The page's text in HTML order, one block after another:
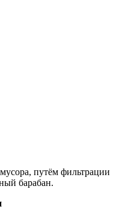
путём фильтрации
барабан.